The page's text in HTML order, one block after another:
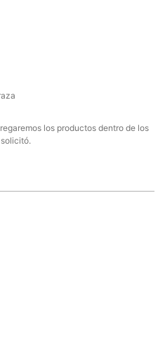
los productos dentro de los